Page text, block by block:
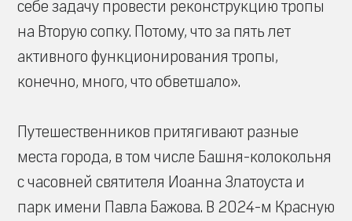
себе задачу провести реконструкцию тропы
на Вторую сопку. Потому, что за пять лет
активного функционирования тропы,
конечно, много, что обветшало».
Путешественников притягивают разные
места города, в том числе Башня-колокольня
с часовней святителя Иоанна Златоуста и
парк имени Павла Бажова. В 2024-м Красную